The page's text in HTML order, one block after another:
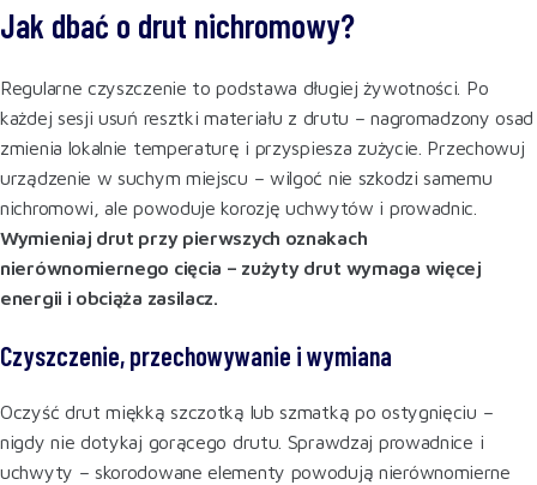
Jak dbać o drut nichromowy?
Regularne czyszczenie to podstawa długiej żywotności. Po
każdej sesji usuń resztki materiału z drutu – nagromadzony osad
zmienia lokalnie temperaturę i przyspiesza zużycie. Przechowuj
urządzenie w suchym miejscu – wilgoć nie szkodzi samemu
nichromowi, ale powoduje korozję uchwytów i prowadnic.
Wymieniaj drut przy pierwszych oznakach
nierównomiernego cięcia – zużyty drut wymaga więcej
energii i obciąża zasilacz.
Czyszczenie, przechowywanie i wymiana
Oczyść drut miękką szczotką lub szmatką po ostygnięciu –
nigdy nie dotykaj gorącego drutu. Sprawdzaj prowadnice i
uchwyty – skorodowane elementy powodują nierównomierne